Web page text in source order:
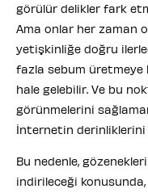
görülür delikler fark
Ama onlar her zaman
yetişkinliğe doğru
fazla sebum üretmeye
hale gelebilir. Ve bu
görünmelerini
İnternetin derinliklerini
Bu nedenle,
indirileceği